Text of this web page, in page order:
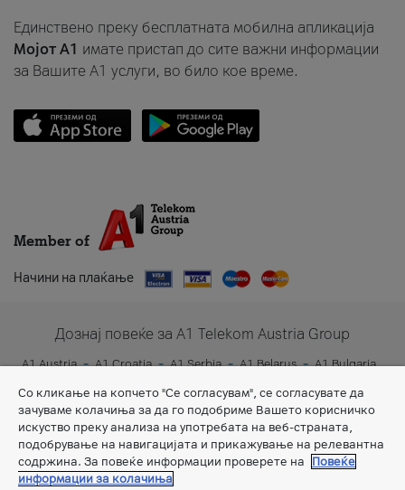
Единствено преку бесплатната мобилна апликација
Мојот A1 имате пристап до сите важни информации
за Вашите A1 услуги, во било кое време.
Member of
Начини на плаќање
Дознај повеќе за A1 Telekom Austria Group
A1 Austria A1 Croatia A1 Serbia A1 Belarus
A1 Bulgaria
A1 Slovenia
A1 Digital
Со кликање на копчето "Се согласувам", се согласувате да
зачуваме колачиња за да го подобриме Вашето корисничко
искуство преку анализа на употребата на веб-страната,
подобрување на навигацијата и прикажување на релевантна
содржина. За повеќе информации проверете на
Повеќе
информации за колачиња